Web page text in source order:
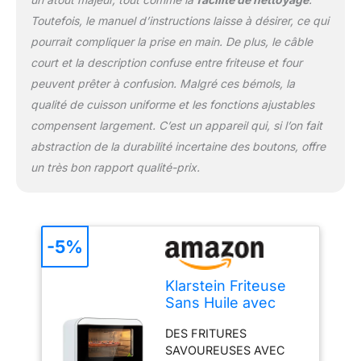
receviez vos amis et
votre famille, cette
friteuse à air chaud de 18
litres est assez grande
suffit d'ajouter vos
aliments préférés dans
ces friteuses. CUISSON
RAPIDE, NETTOYAGE
des accessoires allant au
lave-vaisselle, cet airfryer
cuit rapidement et se
nettoie encore plus
Toutefois, le manuel d’instructions laisse à désirer, ce qui
pourrait compliquer la prise en main. De plus, le câble
court et la description confuse entre friteuse et four
peuvent prêter à confusion. Malgré ces bémols, la
qualité de cuisson uniforme et les fonctions ajustables
compensent largement. C’est un appareil qui, si l’on fait
abstraction de la durabilité incertaine des boutons, offre
un très bon rapport qualité-prix.
Klarstein Friteuse
Sans Huile avec
au Chaud, Friteuse
Air Chaud Air Fryer
DES FRITURES
SAVOUREUSES AVEC
-5%